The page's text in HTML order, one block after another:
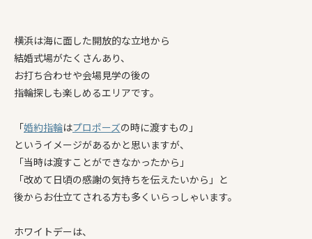
横浜は海に面した開放的な立地から
結婚式場がたくさんあり、
お打ち合わせや会場見学の後の
指輪探しも楽しめるエリアです。
「婚約指輪はプロポーズの時に渡すもの」
というイメージがあるかと思いますが、
「当時は渡すことができなかったから」
「改めて日頃の感謝の気持ちを伝えたいから」と
後からお仕立てされる方も多くいらっしゃいます。
ホワイトデーは、